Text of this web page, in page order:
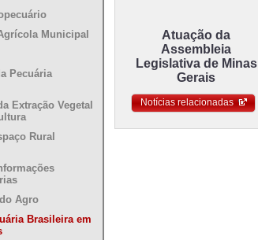
Municipal
Pecuária
Extração Vegetal
Rural
Agro
Brasileira em
Atuação da
Assembleia
Legislativa de Minas
Gerais
Notícias relacionadas